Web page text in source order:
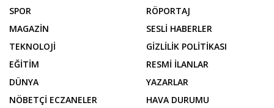
SPOR
MAGAZİN
TEKNOLOJİ
EĞİTİM
DÜNYA
RÖPORTAJ
SESLİ HABERLER
GİZLİLİK POLİTİKASI
RESMİ İLANLAR
YAZARLAR
NÖBETÇİ ECZANELER
HAVA DURUMU